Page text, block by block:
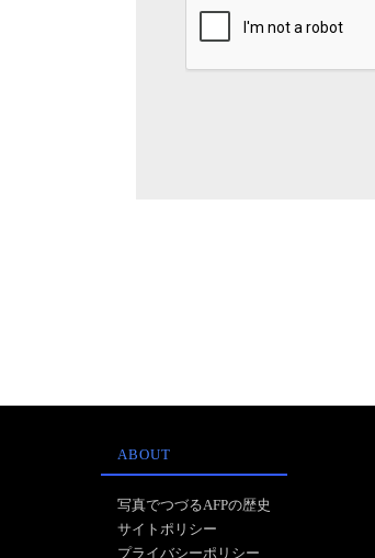
ABOUT
写真でつづるAFPの歴史
サイトポリシー
プライバシーポリシー